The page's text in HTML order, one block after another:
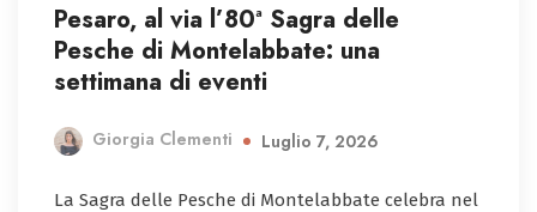
Pesaro, al via l’80ª Sagra delle
Pesche di Montelabbate: una
settimana di eventi
Giorgia Clementi Luglio 7, 2026
La Sagra delle Pesche di Montelabbate celebra nel